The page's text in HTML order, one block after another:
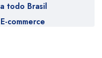
todo Brasil
commerce